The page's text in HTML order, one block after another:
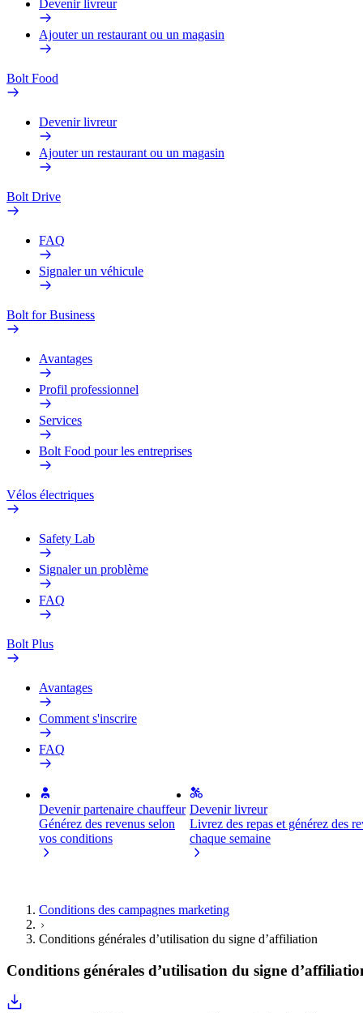
Devenir livreur
Ajouter un restaurant ou un magasin
Bolt Food
Devenir livreur
Ajouter un restaurant ou un magasin
Bolt Drive
FAQ
Signaler un véhicule
Bolt for Business
Avantages
Profil professionnel
Services
Bolt Food pour les entreprises
Vélos électriques
Safety Lab
Signaler un problème
FAQ
Bolt Plus
Avantages
Comment s'inscrire
FAQ
Devenir partenaire chauffeur
Générez des revenus selon
vos conditions
Devenir livreur
Livrez des repas et générez des
chaque semaine
Conditions des campagnes marketing
Conditions générales d’utilisation du signe d’affiliation
Conditions générales d’utilisation du signe